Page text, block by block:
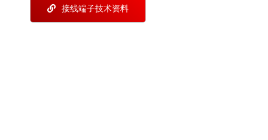
接线端子技术资料